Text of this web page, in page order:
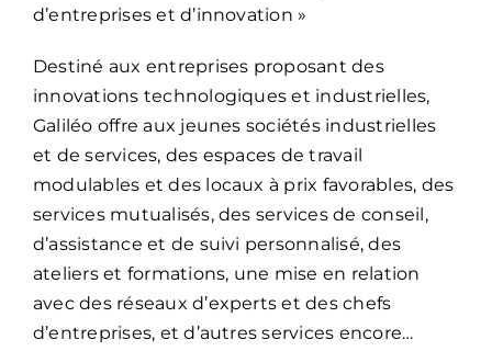
d’entreprises et d’innovation »
Destiné aux entreprises proposant des
innovations technologiques et industrielles,
Galiléo offre aux jeunes sociétés industrielles
et de services, des espaces de travail
modulables et des locaux à prix favorables, des
services mutualisés, des services de conseil,
d’assistance et de suivi personnalisé, des
ateliers et formations, une mise en relation
avec des réseaux d’experts et des chefs
d’entreprises, et d’autres services encore…